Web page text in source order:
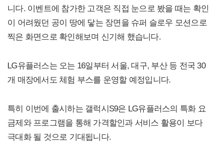
니다. 이벤트에 참가한 고객은 직접 눈으로 봤을 때는 확인
이 어려웠던 공이 땅에 닿는 장면을 슈퍼 슬로우 모션으로
찍은 화면으로 확인해보며 신기해 했습니다.
LG유플러스는 오는 16일부터 서울, 대구, 부산 등 전국 30
개 매장에서도 체험 부스를 운영할 예정입니다.
특히 이번에 출시하는 갤럭시S9은 LG유플러스의 특화 요
금제와 프로그램을 통해 가격할인과 서비스 활용이 보다
극대화 될 것으로 기대됩니다.